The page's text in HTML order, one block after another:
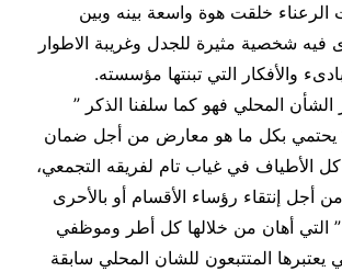
خلقت هوة واسعة بينه وبين
شخصية مثيرة للجدل وغريبة الاطوار
والأفكار التي تبنتها مؤسسته.
المحلي فهو كما سلفنا الذكر ”
يحتمي بكل ما هو معارض من أجل ضمان
الأطياف في غياب تام لفريقه التجمعي،
أجل إنتقاء رؤساء الأقسام أو بالأحرى
التي أهان من خلالها كل أطر وموظفي
يعتبرها المتتبعون للشان المحلي سابقة